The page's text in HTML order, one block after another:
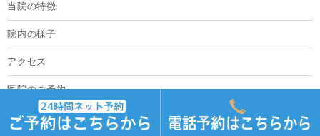
当院の特徴
院内の様子
アクセス
医院のご予約
採用情報